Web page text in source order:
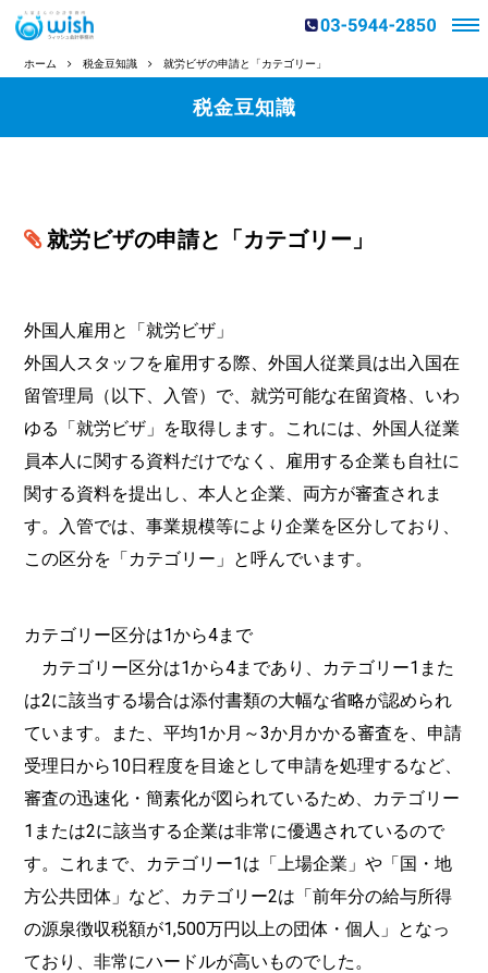
ホーム 税金豆知識 就労ビザの申請と「カテゴリー」
税金豆知識
就労ビザの申請と「カテゴリー」
外国人雇用と「就労ビザ」
外国人スタッフを雇用する際、外国人従業員は出入国在
留管理局（以下、入管）で、就労可能な在留資格、いわ
ゆる「就労ビザ」を取得します。これには、外国人従業
員本人に関する資料だけでなく、雇用する企業も自社に
関する資料を提出し、本人と企業、両方が審査されま
す。入管では、事業規模等により企業を区分しており、
この区分を「カテゴリー」と呼んでいます。
カテゴリー区分は1から4まで
カテゴリー区分は1から4まであり、カテゴリー1また
は2に該当する場合は添付書類の大幅な省略が認められ
ています。また、平均1か月～3か月かかる審査を、申請
受理日から10日程度を目途として申請を処理するなど、
審査の迅速化・簡素化が図られているため、カテゴリー
1または2に該当する企業は非常に優遇されているので
す。これまで、カテゴリー1は「上場企業」や「国・地
方公共団体」など、カテゴリー2は「前年分の給与所得
の源泉徴収税額が1,500万円以上の団体・個人」となっ
ており、非常にハードルが高いものでした。